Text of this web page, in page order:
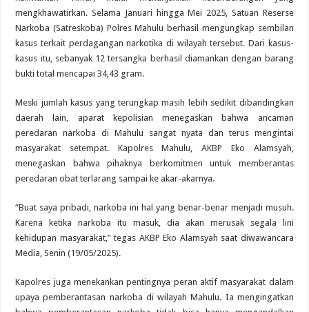
mengkhawatirkan. Selama Januari hingga Mei 2025, Satuan Reserse
Narkoba (Satreskoba) Polres Mahulu berhasil mengungkap sembilan
kasus terkait perdagangan narkotika di wilayah tersebut. Dari kasus-
kasus itu, sebanyak 12 tersangka berhasil diamankan dengan barang
bukti total mencapai 34,43 gram.
Meski jumlah kasus yang terungkap masih lebih sedikit dibandingkan
daerah lain, aparat kepolisian menegaskan bahwa ancaman
peredaran narkoba di Mahulu sangat nyata dan terus mengintai
masyarakat setempat. Kapolres Mahulu, AKBP Eko Alamsyah,
menegaskan bahwa pihaknya berkomitmen untuk memberantas
peredaran obat terlarang sampai ke akar-akarnya.
“Buat saya pribadi, narkoba ini hal yang benar-benar menjadi musuh.
Karena ketika narkoba itu masuk, dia akan merusak segala lini
kehidupan masyarakat,” tegas AKBP Eko Alamsyah saat diwawancara
Media, Senin (19/05/2025).
Kapolres juga menekankan pentingnya peran aktif masyarakat dalam
upaya pemberantasan narkoba di wilayah Mahulu. Ia mengingatkan